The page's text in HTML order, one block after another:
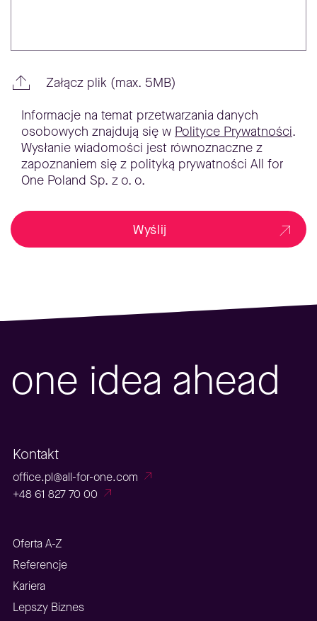
Załącz plik (max. 5MB)
Informacje na temat przetwarzania danych
osobowych znajdują się w Polityce Prywatności.
Wysłanie wiadomości jest równoznaczne z
zapoznaniem się z polityką prywatności All for
One Poland Sp. z o. o.
Wyślij
one idea ahead
Kontakt
office.pl@all-for-one.com
+48 61 827 70 00
Oferta A-Z
Referencje
Kariera
Lepszy Biznes